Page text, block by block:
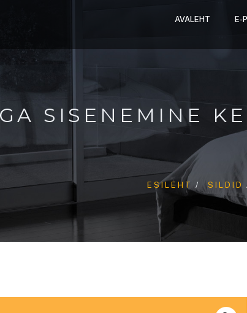
AVALEHT E-
SISENEMINE
ESILEHT SILDID